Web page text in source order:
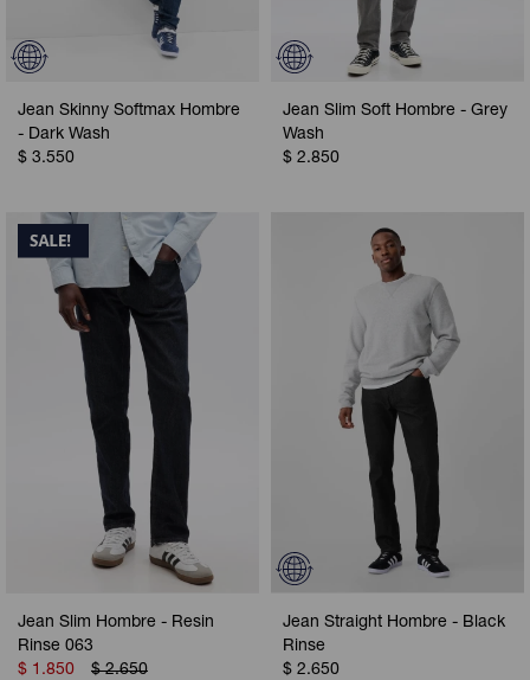
Jean Skinny Softmax Hombre
- Dark Wash
$ 3.550
Jean Slim Soft Hombre - Grey
Wash
$ 2.850
Jean Slim Hombre - Resin
Rinse 063
$ 1.850 $ 2.650
Jean Straight Hombre - Black
Rinse
$ 2.650